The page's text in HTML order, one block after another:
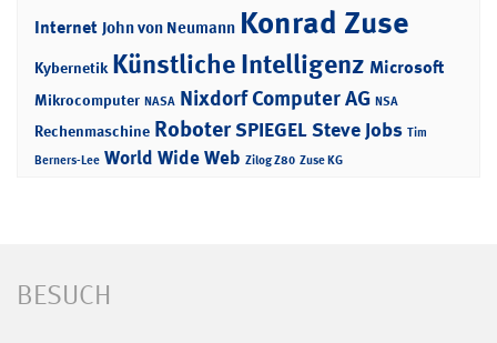
Internet John von Neumann Konrad Zuse
Kybernetik Künstliche Intelligenz Microsoft
Mikrocomputer NASA Nixdorf Computer AG NSA
Rechenmaschine RoboterSPIEGELSteve Jobs Tim
Berners-Lee World Wide Web Zilog Z80 Zuse KG
BESUCH